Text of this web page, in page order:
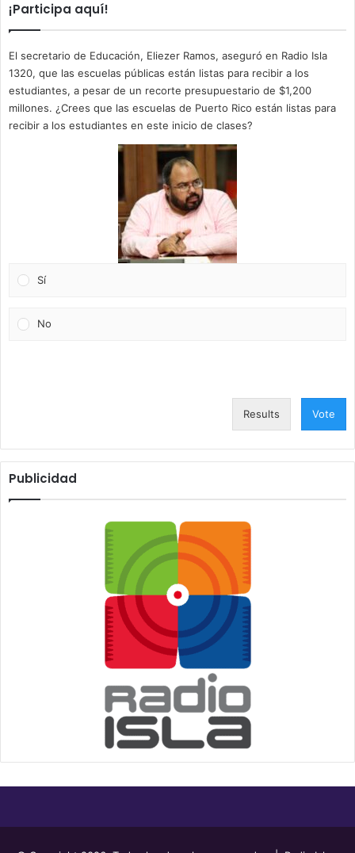
¡Participa aquí!
El secretario de Educación, Eliezer Ramos, aseguró en Radio Isla
1320, que las escuelas públicas están listas para recibir a los
estudiantes, a pesar de un recorte presupuestario de $1,200
millones. ¿Crees que las escuelas de Puerto Rico están listas para
recibir a los estudiantes en este inicio de clases?
Sí
No
Results Vote
Publicidad